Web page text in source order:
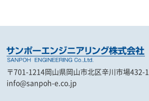
〒701-1214岡山県岡山市北区辛川市場432-1
info@sanpoh-e.co.jp